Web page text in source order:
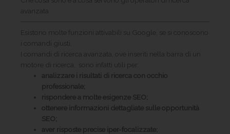
avanzata
Esistono molte funzioni attivabili su Google, se si conoscono
i comandi giusti.
I comandi di ricerca avanzata, ove inseriti nella barra di un
motore di ricerca, sono infatti utili per:
analizzare i risultati di ricerca con occhio
professionale;
rispondere a molte esigenze SEO;
ottenere informazioni dettagliate sulle opportunità
SEO;
aver risposte precise iper-focalizzate;